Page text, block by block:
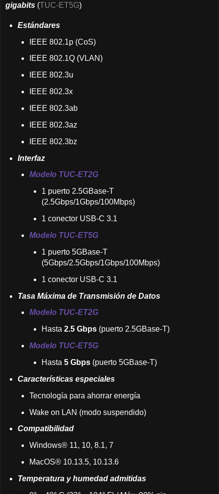
gigabits (TUC-ET5G)
Estándares
IEEE 802.1p (CoS)
IEEE 802.1Q (VLAN)
IEEE 802.3u
IEEE 802.3x
IEEE 802.3ab
IEEE 802.3az
IEEE 802.3bz
Interfaz
Modelo TUC-ET2G
1 puerto 2.5GBase-T
(2.5Gbps/1Gbps/100Mbps)
1 conector USB-C 3.1
Modelo TUC-ET5G
1 puerto 5GBase-T
(5Gbps/2.5Gbps/1Gbps/100Mbps)
1 conector USB-C 3.1
Tasa Máxima de Transmisión de Datos
Modelo TUC-ET2G
Hasta 2.5 Gbps(puerto 2.5GBase-T)
Modelo TUC-ET5G
Hasta 5 Gbps(puerto 5GBase-T)
Características especiales
Tecnología para ahorrar energía
Wake on LAN (modo suspendido)
Compatibilidad
Windows® 11, 10, 8.1, 7
MacOS® 10.13.5, 10.13.6
Temperatura y humedad admitidas